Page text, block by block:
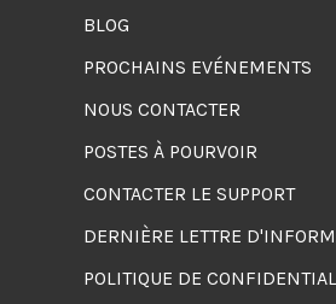
BLOG
PROCHAINS EVÉNEMENTS
NOUS CONTACTER
POSTES À POURVOIR
CONTACTER LE SUPPORT
DERNIÈRE LETTRE
POLITIQUE DE